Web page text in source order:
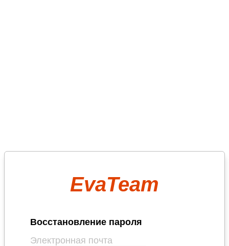
EvaTeam
Восстановление пароля
Электронная почта